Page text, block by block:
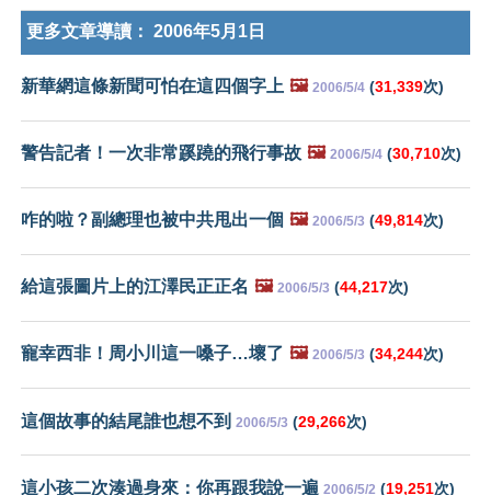
更多文章導讀： 2006年5月1日
新華網這條新聞可怕在這四個字上 🖼️ 2006/5/4 (31,339次)
警告記者！一次非常蹊蹺的飛行事故 🖼️ 2006/5/4 (30,710次)
咋的啦？副總理也被中共甩出一個 🖼️ 2006/5/3 (49,814次)
給這張圖片上的江澤民正正名 🖼️ 2006/5/3 (44,217次)
寵幸西非！周小川這一嗓子…壞了 🖼️ 2006/5/3 (34,244次)
這個故事的結尾誰也想不到 2006/5/3 (29,266次)
這小孩二次湊過身來：你再跟我說一遍 2006/5/2 (19,251次)